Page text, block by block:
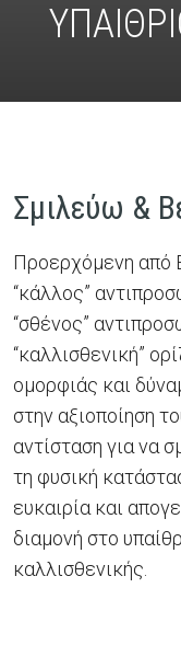
Σμιλεύω &
Προερχόμενη από
“κάλλος”
“σθένος”
“καλλισθενική”
ομορφιάς και
στην αξιοποίηση
αντίσταση για να
τη φυσική
ευκαιρία και
διαμονή στο
καλλισθενικής.